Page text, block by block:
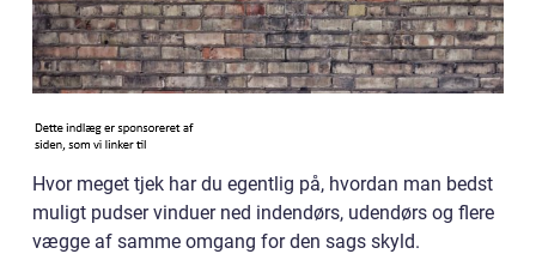
Hvor meget tjek har du egentlig på, hvordan man bedst
muligt pudser vinduer ned indendørs, udendørs og flere
vægge af samme omgang for den sags skyld.